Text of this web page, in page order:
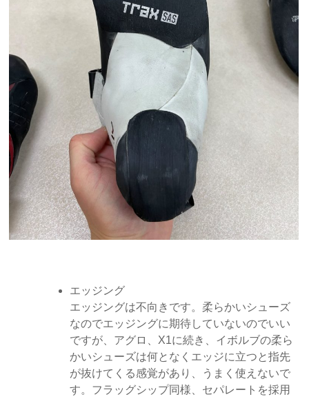
エッジング
エッジングは不向きです。柔らかいシューズ
なのでエッジングに期待していないのでいい
ですが、アグロ、X1に続き、イボルブの柔ら
かいシューズは何となくエッジに立つと指先
が抜けてくる感覚があり、うまく使えないで
す。フラッグシップ同様、セパレートを採用